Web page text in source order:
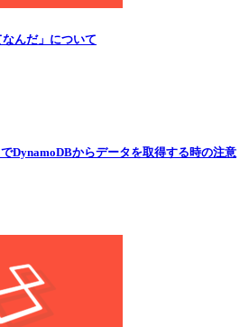
んだ」について
DynamoDBからデータを取得する時の注意